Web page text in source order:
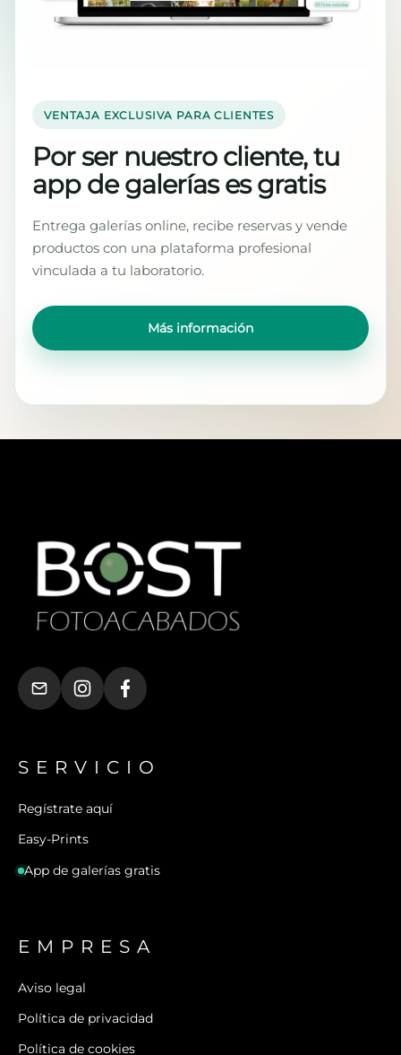
VENTAJA EXCLUSIVA PARA CLIENTES
Por ser nuestro cliente, tu
app de galerías es gratis
Entrega galerías online, recibe reservas y vende
productos con una plataforma profesional
vinculada a tu laboratorio.
Más información
SERVICIO
Regístrate aquí
Easy-Prints
App de galerías gratis
EMPRESA
Aviso legal
Política de privacidad
Política de cookies